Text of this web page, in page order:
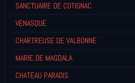
SANCTUAIRE DE COTIGNAC
VENASQUE
CHARTREUSE DE VALBONNE
MARIE DE MAGDALA
CHATEAU PARADIS